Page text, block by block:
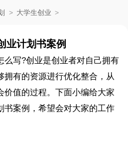
> 大学生创业 >
业计划书案例
么写?创业是创业者对自己拥有
拥有的资源进行优化整合，从
价值的过程。下面小编给大家
书案例，希望会对大家的工作